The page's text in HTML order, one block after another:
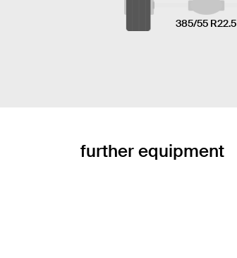
385/55 R22.5
further equipment